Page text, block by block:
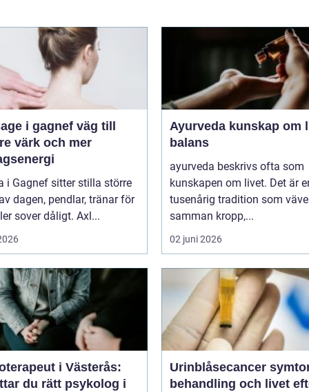
i gagnef väg till
värk och mer
i Gagnef sitter stilla större
dagen, pendlar, tränar för
sover dåligt. Axl...
Ayurveda kunskap om livet i
balans
ayurveda beskrivs ofta som
kunskapen om livet. Det är
tusenårig tradition som
samman kropp,...
02 juni 2026
i Västerås:
du rätt psykolog i
Urinblåsecancer symtom,
behandling och livet